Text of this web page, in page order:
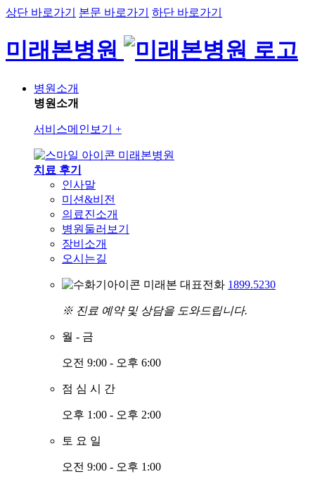
상단 바로가기 본문 바로가기 하단 바로가기
미래본병원
병원소개
병원소개
서비스메인보기 +
미래본병원
치료 후기
인사말
미션&비전
의료진소개
병원둘러보기
장비소개
오시는길
미래본 대표전화 1899.5230
※ 진료 예약 및 상담을 도와드립니다.
월 - 금
오전 9:00 - 오후 6:00
점 심 시 간
오후 1:00 - 오후 2:00
토 요 일
오전 9:00 - 오후 1:00